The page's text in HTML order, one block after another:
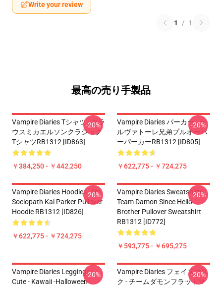
Write your review
1 / 1
最高の売り手製品
Vampire Diaries Tシャツ - クラ
ウスミカエルソンクラシック
TシャツRB1312 [ID863]
￥384,250 - ￥442,250
-20%
Vampire Diaries パーカー - サ
ルヴァトーレ兄弟プルオーバ
ーパーカーRB1312 [ID805]
￥622,775 - ￥724,275
-20%
Vampire Diaries Hoodies - I'm
Sociopath Kai Parker Pullover
Hoodie RB1312 [ID826]
￥622,775 - ￥724,275
-20%
Vampire Diaries Sweatshirts -
Team Damon Since Hello
Brother Pullover Sweatshirt
RB1312 [ID772]
￥593,775 - ￥695,275
-20%
Vampire Diaries Leggings -
Cute - Kawaii -Halloween -
-20%
Vampire Diaries フェイスマス
ク - チームダモンフラットマ
-20%